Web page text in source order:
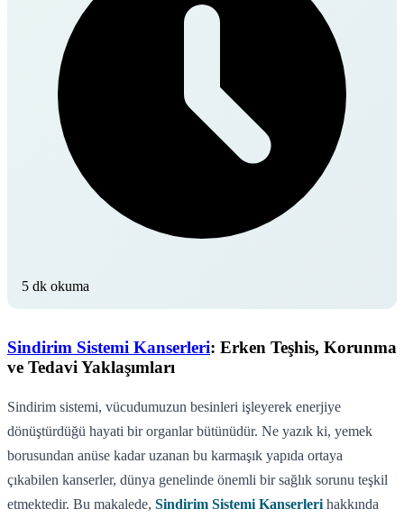
5 dk okuma
Sindirim Sistemi Kanserleri: Erken Teşhis, Korunma
ve Tedavi Yaklaşımları
Sindirim sistemi, vücudumuzun besinleri işleyerek enerjiye
dönüştürdüğü hayati bir organlar bütünüdür. Ne yazık ki, yemek
borusundan anüse kadar uzanan bu karmaşık yapıda ortaya
çıkabilen kanserler, dünya genelinde önemli bir sağlık sorunu teşkil
etmektedir. Bu makalede, Sindirim Sistemi Kanserleri hakkında